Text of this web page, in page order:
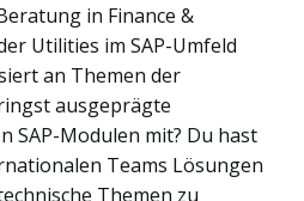
in Finance &
Utilities im SAP-Umfeld
an Themen der
ausgeprägte
SAP-Modulen mit? Du hast
Teams Lösungen
Themen zu